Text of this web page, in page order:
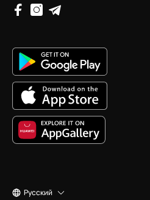
Русский